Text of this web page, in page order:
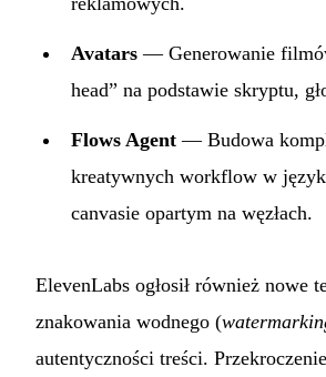
Avatars — Generowanie
head” na podstawie skryptu,
Flows Agent — Budowa
kreatywnych workflow w
canvasie opartym na węzłach.
ElevenLabs ogłosił również nowe
znakowania wodnego (
autentyczności treści.